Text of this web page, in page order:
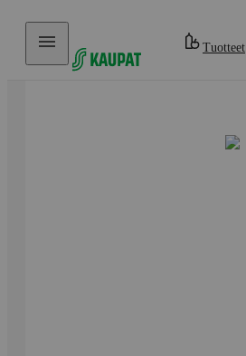
Hyppää sisältöön
Tuotteet